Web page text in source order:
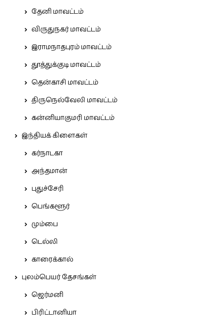
தேனி மாவட்டம்
விருதுநகர் மாவட்டம்
இராமநாதபுரம் மாவட்டம்
தூத்துக்குடி மாவட்டம்
தென்காசி மாவட்டம்
திருநெல்வேலி மாவட்டம்
கன்னியாகுமரி மாவட்டம்
இந்தியக் கிளைகள்
கர்நாடகா
அந்தமான்
புதுச்சேரி
பெங்களூர்
மும்பை
டெல்லி
காரைக்கால்
புலம்பெயர் தேசங்கள்
ஜெர்மனி
பிரிட்டானியா